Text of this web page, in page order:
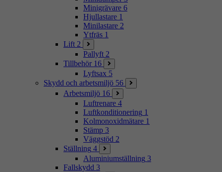
Minigrävare 6
Hjullastare 1
Minilastare 2
Ytfräs 1
Lift 2
Pallyft 2
Tillbehör 16
Lyftsax 5
Skydd och arbetsmiljö 56
Arbetsmiljö 16
Luftrenare 4
Luftkonditionering 1
Kolmonoxidmätare 1
Stämp 3
Väggstöd 2
Ställning 4
Aluminiumställning 3
Fallskydd 3